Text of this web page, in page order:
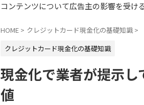
コンテンツについて広告主の影響を受け
HOME > クレジットカード現金化の基礎知識 >
クレジットカード現金化の基礎知識
現金化で業者が提示
値